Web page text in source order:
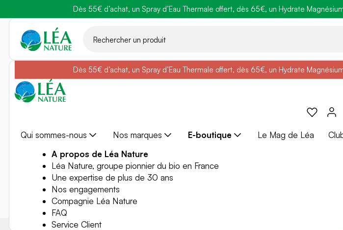
Belle semaine: Profitez de-25% + Livraison
BRADERIE :-40% sur une
Dès 55€ d’achat, un Spray d’Eau Thermale offert, dès 65€, un Hydrate
Aller
contenu
Belle semaine: Profitez de-25% + Livraison
Braderie :-40% sur une
Dès 55€ d’achat, un Spray d’Eau Thermale offert, dès 65€, un Hydrate
Qui sommes-nous Nos marques E-boutique Le Mag de Léa
A propos de Léa Nature
Léa Nature, groupe pionnier du bio en France
Une expertise de plus de 30 ans
Nos engagements
Compagnie Léa Nature
FAQ
Service Client